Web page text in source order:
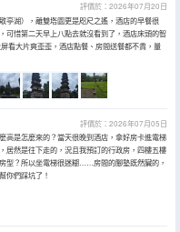
評價於：2026年07月20日
亭湖），離雙塔園更是咫尺之遙，酒店的早餐很
可惜第二天早上八點去就沒看到了，酒店床頭的智
看大片爽歪歪，酒店點餐、房間送餐都不貴，量
評價於：2026年07月05日
高是怎麼來的？當天很晚到酒店，拿好房卡進電梯
居然是往下走的，況且我預訂的行政房，四樓五樓
型？所以坐電梯很迷糊……房間的腳墊既然臟的，
你們踩坑了！